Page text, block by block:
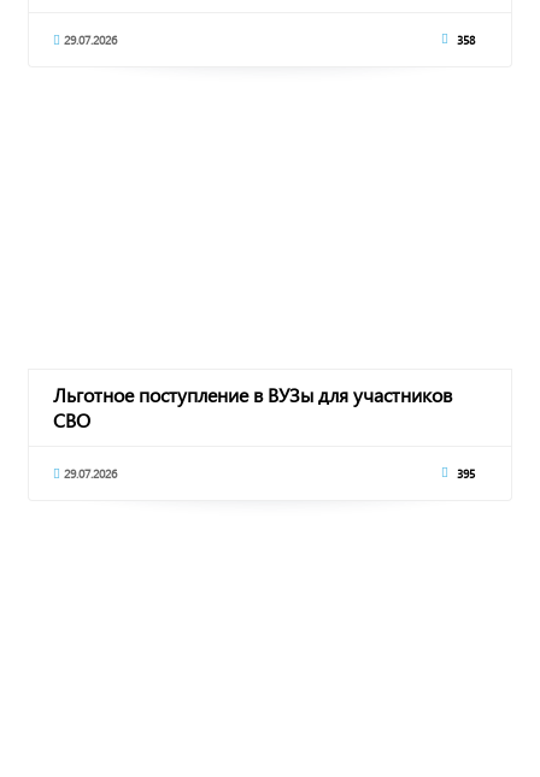
29.07.2026 358
Льготное поступление в ВУЗы для участников
СВО
29.07.2026 395